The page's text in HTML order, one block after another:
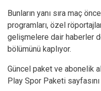
Bunların yanı sıra maç
programları, özel
gelişmelere dair haberler de
bölümünü kaplıyor.
Güncel paket ve abonelik
Play Spor Paketi sayfasını